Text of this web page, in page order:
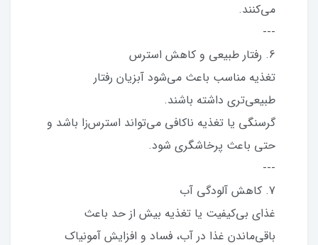
می‌کنند.
---
6. رفتار طبیعی و کاهش استرس
تغذیه مناسب باعث می‌شود آبزیان رفتار
طبیعی‌تری داشته باشند.
گرسنگی یا تغذیه ناکافی می‌تواند استرس‌زا باشد و
حتی باعث پرخاشگری شود.
---
7. کاهش آلودگی آب
غذای بی‌کیفیت یا تغذیه بیش از حد باعث
باقی‌ماندن غذا در آب، فساد و افزایش آمونیاک